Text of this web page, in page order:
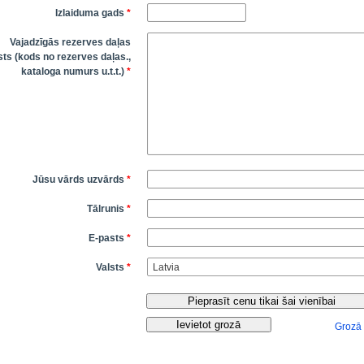
Izlaiduma gads *
Vajadzīgās rezerves daļas
(kods no rezerves daļas.,
kataloga numurs u.t.t.) *
Jūsu vārds uzvārds *
Tālrunis *
E-pasts *
Valsts *
Grozā